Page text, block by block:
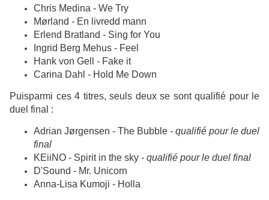
Chris Medina - We Try
Mørland - En livredd mann
Erlend Bratland - Sing for You
Ingrid Berg Mehus - Feel
Hank von Gell - Fake it
Carina Dahl - Hold Me Down
Puisparmi ces 4 titres, seuls deux se sont qualifié pour le
duel final :
Adrian Jørgensen - The Bubble - qualifié pour le duel
final
KEiiNO - Spirit in the sky - qualifié pour le duel final
D'Sound - Mr. Unicorn
Anna-Lisa Kumoji - Holla